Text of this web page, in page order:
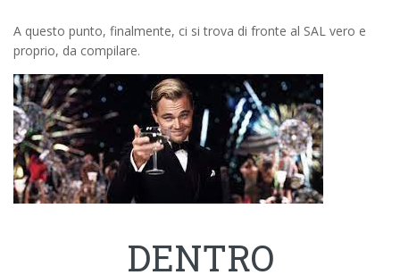
A questo punto, finalmente, ci si trova di fronte al SAL vero e
proprio, da compilare.
DENTRO